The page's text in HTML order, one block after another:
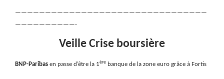
————————————————————————————————
——————————-
Veille Crise boursière
BNP-Paribas en passe d’être la 1ère banque de la zone euro grâce à Fortis